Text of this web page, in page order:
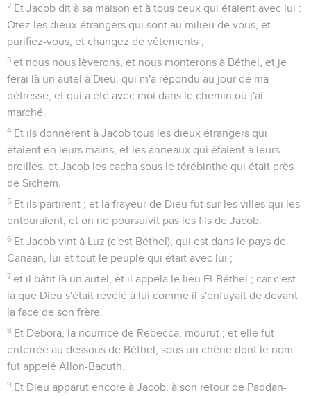
2 Et Jacob dit à sa maison et à tous ceux qui étaient avec lui :
Otez les dieux étrangers qui sont au milieu de vous, et
purifiez-vous, et changez de vêtements ;
3 et nous nous lèverons, et nous monterons à Béthel, et je
ferai là un autel à Dieu, qui m'a répondu au jour de ma
détresse, et qui a été avec moi dans le chemin où j'ai
marché.
4 Et ils donnèrent à Jacob tous les dieux étrangers qui
étaient en leurs mains, et les anneaux qui étaient à leurs
oreilles, et Jacob les cacha sous le térébinthe qui était près
de Sichem.
5 Et ils partirent ; et la frayeur de Dieu fut sur les villes qui les
entouraient, et on ne poursuivit pas les fils de Jacob.
6 Et Jacob vint à Luz (c'est Béthel), qui est dans le pays de
Canaan, lui et tout le peuple qui était avec lui ;
7 et il bâtit là un autel, et il appela le lieu El-Béthel ; car c'est
là que Dieu s'était révélé à lui comme il s'enfuyait de devant
la face de son frère.
8 Et Debora, la nourrice de Rebecca, mourut ; et elle fut
enterrée au dessous de Béthel, sous un chêne dont le nom
fut appelé Allon-Bacuth.
9 Et Dieu apparut encore à Jacob, à son retour de Paddan-